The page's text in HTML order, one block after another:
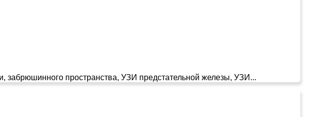
забрюшинного пространства, УЗИ предстательной железы, УЗИ...